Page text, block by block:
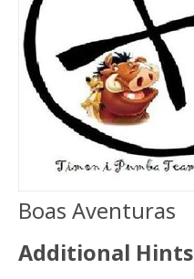
Boas Aventuras
Additional Hints